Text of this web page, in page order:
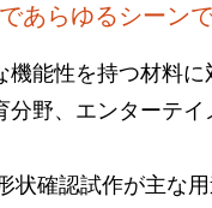
あらゆるシーン
能性を持つ材料に
野、エンターテ
状確認試作が主な